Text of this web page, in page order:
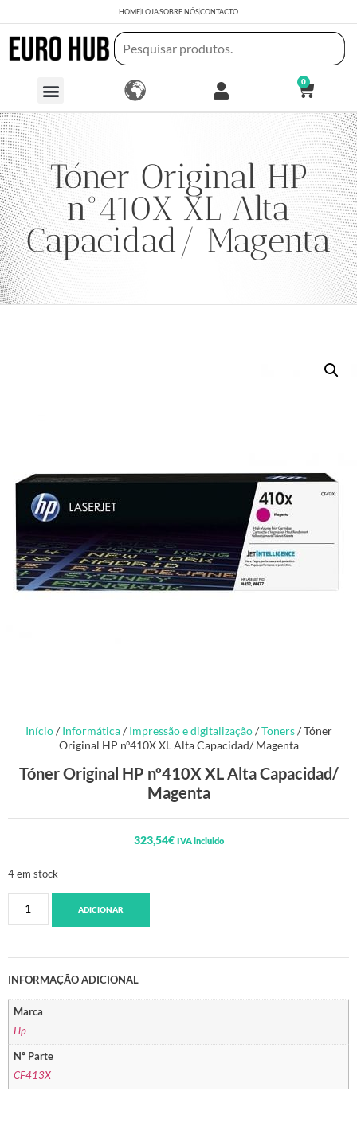
HOMELOJASOBRE NÓSCONTACTO
0
Tóner Original HP
nº410X XL Alta
Capacidad/ Magenta
Início/ Informática/ Impressão e digitalização/Toners/ Tóner
Original HP nº410X XL Alta Capacidad/ Magenta
Tóner Original HP nº410X XL Alta Capacidad/
Magenta
323,54€ IVA incluido
4 em stock
ADICIONAR
INFORMAÇÃO ADICIONAL
Marca
Hp
Nº Parte
CF413X